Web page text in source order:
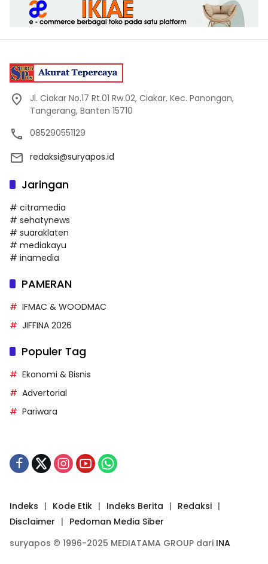
Jl. Ciakar No.17 Rt.01 Rw.02, Ciakar, Kec. Panongan,
Tangerang, Banten 15710
085290551129
redaksi@suryapos.id
Jaringan
# citramedia
# sehatynews
# suaraklaten
# mediakayu
# inamedia
PAMERAN
IFMAC & WOODMAC
JIFFINA 2026
Populer Tag
Ekonomi & Bisnis
Advertorial
Pariwara
Indeks Kode Etik Indeks Berita
Redaksi
Disclaimer
Pedoman Media Siber
suryapos © 1996-2025 MEDIATAMA GROUP dari INA